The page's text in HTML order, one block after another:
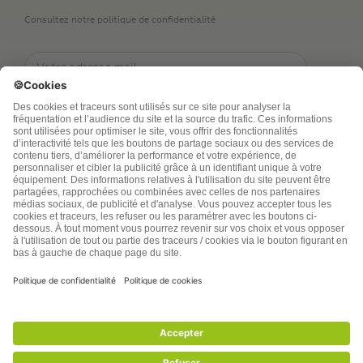
Consultez notre politique de confidentialité
TSA Publications SA collecte mes nom, prénom,
adresse de messagerie électronique et numéro de
téléphone afin de répondre aux demandes de
renseignements. Ce traitement est nécessaire à
l’exécution des mesures sollicitées. Pour en savoir
plus sur vos droits vous pouvez consulter notre
politique de confidentialité